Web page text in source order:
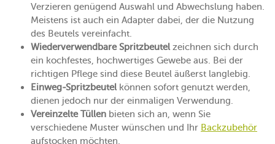
Verzieren genügend Auswahl und Abwechslung haben.
Meistens ist auch ein Adapter dabei, der die Nutzung
des Beutels vereinfacht.
Wiederverwendbare Spritzbeutelzeichnen sich durch
ein kochfestes, hochwertiges Gewebe aus. Bei der
richtigen Pflege sind diese Beutel äußerst langlebig.
Einweg-Spritzbeutel können sofort genutzt werden,
dienen jedoch nur der einmaligen Verwendung.
Vereinzelte Tüllen bieten sich an, wenn Sie
verschiedene Muster wünschen und Ihr Backzubehör
aufstocken möchten.